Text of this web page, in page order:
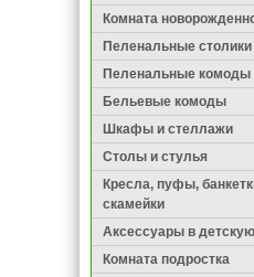
Комната
Пеленальные столики
Пеленальные комоды
Бельевые комоды
Шкафы и стеллажи
Столы и стулья
Кресла, пуфы,
скамейки
Аксессуары в детскую
Комната подростка